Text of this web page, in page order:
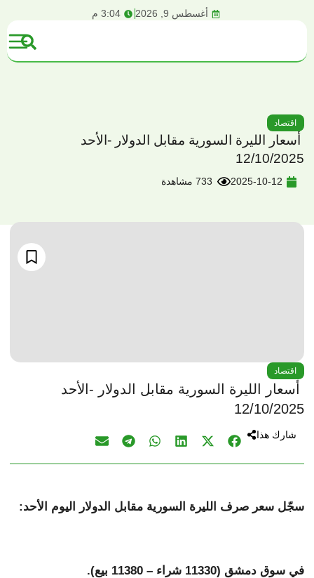
أغسطس 9, 2026 3:04 م
اقتصاد
أسعار الليرة السورية مقابل الدولار -الأحد
12/10/2025
2025-10-12 733 مشاهدة
اقتصاد
أسعار الليرة السورية مقابل الدولار -الأحد
12/10/2025
شارك هذا
سجّل سعر صرف الليرة السورية مقابل الدولار اليوم الأحد:
في سوق دمشق (11330 شراء – 11380 بيع).